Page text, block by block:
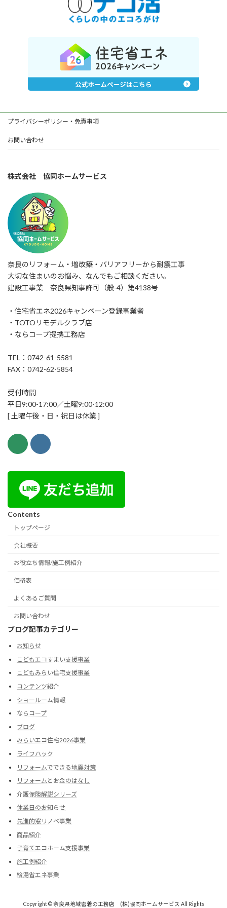
プライバシーポリシー・免責事項
お問い合わせ
株式会社 協同ホームサービス
奈良のリフォーム・増改築・バリアフリーから耐震工事
大切な住まいのお悩み、なんでもご相談ください。
建設工事業 奈良県知事許可（般-4）第4138号
・住宅省エネ2026キャンペーン登録事業者
・TOTOリモデルクラブ店
・ならコープ提携工務店
TEL：0742-61-5581
FAX：0742-62-5854
受付時間
平日9:00-17:00／土曜9:00-12:00
[ 土曜午後・日・祝日は休業 ]
Contents
トップページ
会社概要
お役立ち情報/施工例紹介
価格表
よくあるご質問
お問い合わせ
ブログ記事カテゴリー
お知らせ
こどもエコすまい支援事業
こどもみらい住宅支援事業
コンテンツ紹介
ショールーム情報
ならコープ
ブログ
みらいエコ住宅2026事業
ライフハック
リフォームでできる地震対策
リフォームとお金のはなし
介護保険解説シリーズ
休業日のお知らせ
先進的窓リノベ事業
商品紹介
子育てエコホーム支援事業
施工例紹介
給湯省エネ事業
Copyright © 奈良県地域密着の工務店 (株)協同ホームサービス All Rights